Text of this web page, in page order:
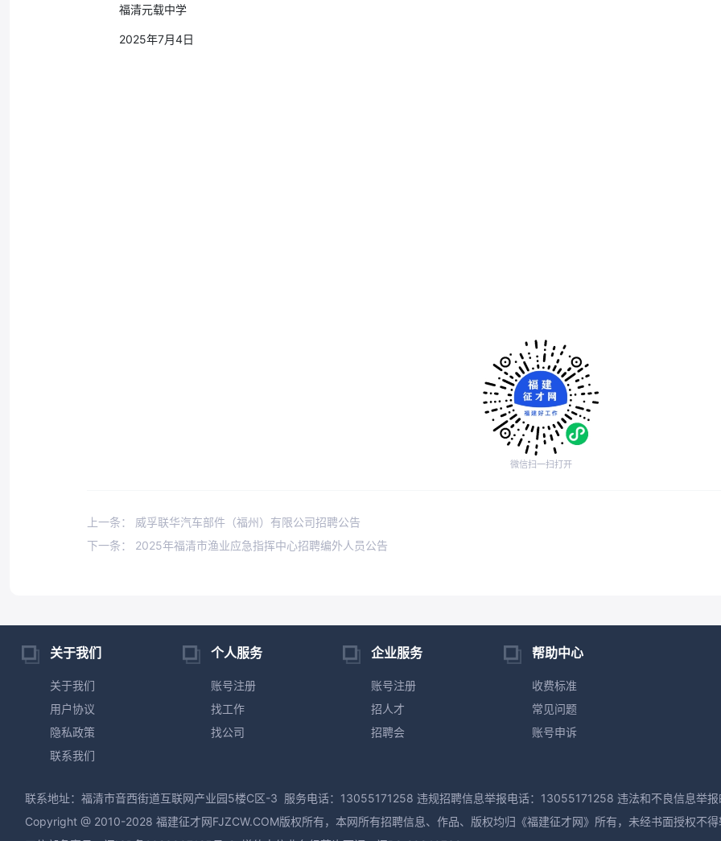
福清元载中学
2025年7月4日
微信扫一扫打开
上一条： 威孚联华汽车部件（福州）有限公司招聘公告
下一条： 2025年福清市渔业应急指挥中心招聘编外人员公告
关于我们
关于我们
用户协议
隐私政策
联系我们
个人服务
账号注册
找工作
找公司
企业服务
账号注册
招人才
招聘会
帮助中心
收费标准
常见问题
账号申诉
联系地址：福清市音西街道互联网产业园5楼C区-3 服务电话：13055171258 违规招聘信息举报电话：13055171258 违法和不良信息举
Copyright @ 2010-2028 福建征才网FJZCW.COM版权所有，本网所有招聘信息、作品、版权均归《福建征才网》所有，未经书面授权不